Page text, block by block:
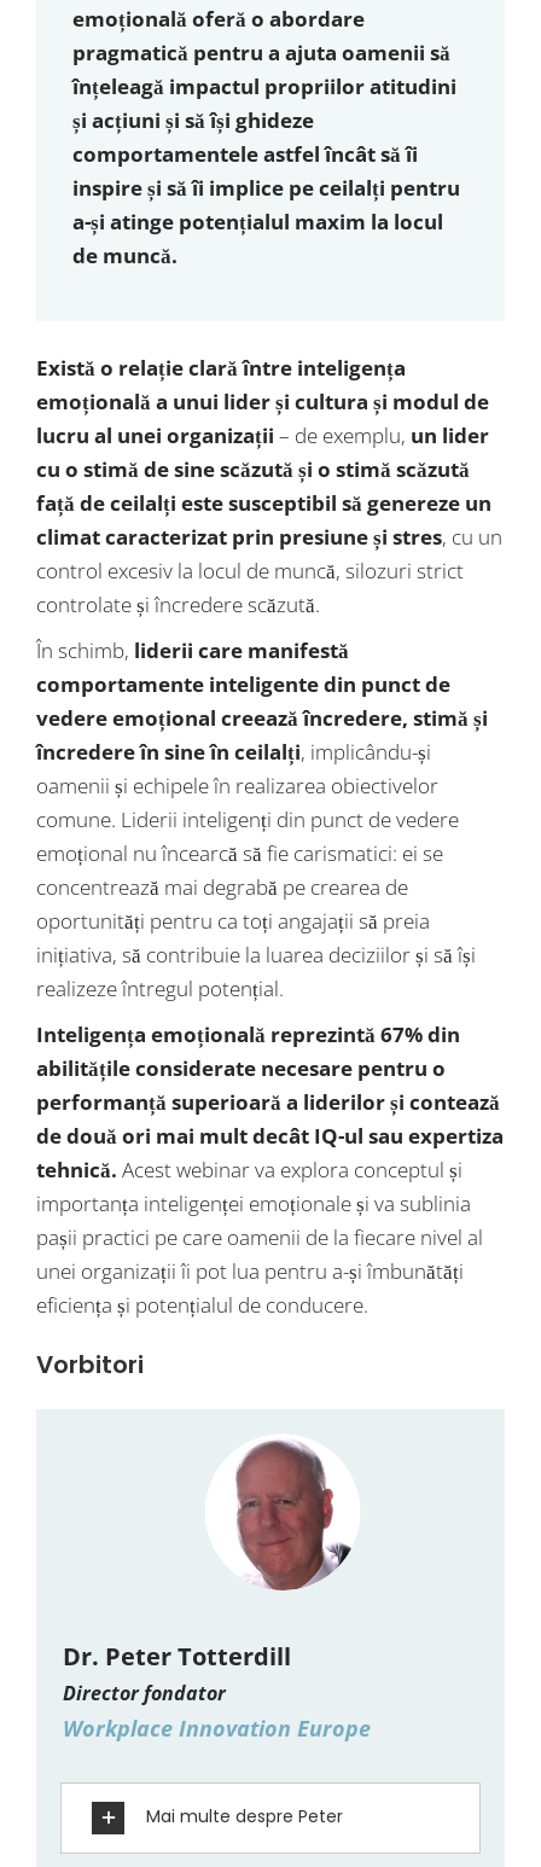
emoțională oferă o abordare
pragmatică pentru a ajuta oamenii să
înțeleagă impactul propriilor atitudini
și acțiuni și să își ghideze
comportamentele astfel încât să îi
inspire și să îi implice pe ceilalți pentru
a-și atinge potențialul maxim la locul
de muncă.
Există o relație clară între inteligența
emoțională a unui lider și cultura și modul de
lucru al unei organizații – de exemplu, un lider
cu o stimă de sine scăzută și o stimă scăzută
față de ceilalți este susceptibil să genereze un
climat caracterizat prin presiune și stres, cu un
control excesiv la locul de muncă, silozuri strict
controlate și încredere scăzută.
În schimb, liderii care manifestă
comportamente inteligente din punct de
vedere emoțional creează încredere, stimă și
încredere în sine în ceilalți, implicându-și
oamenii și echipele în realizarea obiectivelor
comune. Liderii inteligenți din punct de vedere
emoțional nu încearcă să fie carismatici: ei se
concentrează mai degrabă pe crearea de
oportunități pentru ca toți angajații să preia
inițiativa, să contribuie la luarea deciziilor și să își
realizeze întregul potențial.
Inteligența emoțională reprezintă 67% din
abilitățile considerate necesare pentru o
performanță superioară a liderilor și contează
de două ori mai mult decât IQ-ul sau expertiza
tehnică. Acest webinar va explora conceptul și
importanța inteligenței emoționale și va sublinia
pașii practici pe care oamenii de la fiecare nivel al
unei organizații îi pot lua pentru a-și îmbunătăți
eficiența și potențialul de conducere.
Vorbitori
Dr. Peter Totterdill
Director fondator
Workplace Innovation Europe
Mai multe despre Peter